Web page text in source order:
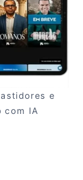
e
com IA